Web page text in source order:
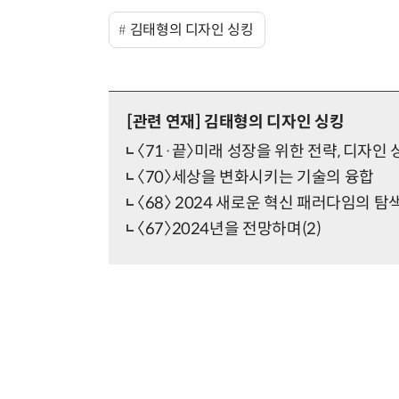
김태형의 디자인 싱킹
[관련 연재]
김태형의 디자인 싱킹
〈71·끝〉미래 성장을 위한 전략, 디자인
〈70〉세상을 변화시키는 기술의 융합
〈68〉 2024 새로운 혁신 패러다임의 탐
〈67〉2024년을 전망하며(2)